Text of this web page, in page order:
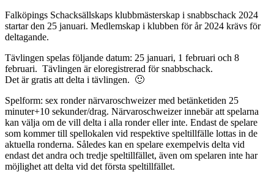
Falköpings Schacksällskaps klubbmästerskap i snabbschack 2024
startar den 25 januari. Medlemskap i klubben för år 2024 krävs för
deltagande.
Tävlingen spelas följande datum: 25 januari, 1 februari och 8
februari. Tävlingen är eloregistrerad för snabbschack.
Det är gratis att delta i tävlingen. 🙂
Spelform: sex ronder närvaroschweizer med betänketiden 25
minuter+10 sekunder/drag. Närvaroschweizer innebär att spelarna
kan välja om de vill delta i alla ronder eller inte. Endast de spelare
som kommer till spellokalen vid respektive speltillfälle lottas in de
aktuella ronderna. Således kan en spelare exempelvis delta vid
endast det andra och tredje speltillfället, även om spelaren inte har
möjlighet att delta vid det första speltillfället.